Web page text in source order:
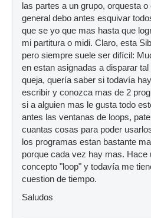
las partes a un grupo, orquesta
general debo antes esquivar
que se yo que mas hasta que
mi partitura o midi. Claro, esta
pero siempre suele ser difícil:
en estan asignadas a disparar
queja, quería saber si todavía
escribir y conozca mas de 2
si a alguien mas le gusta todo
antes las ventanas de loops,
cuantas cosas para poder
los programas estan bastante
porque cada vez hay mas. Hace
concepto "loop" y todavía me
cuestion de tiempo.
Saludos